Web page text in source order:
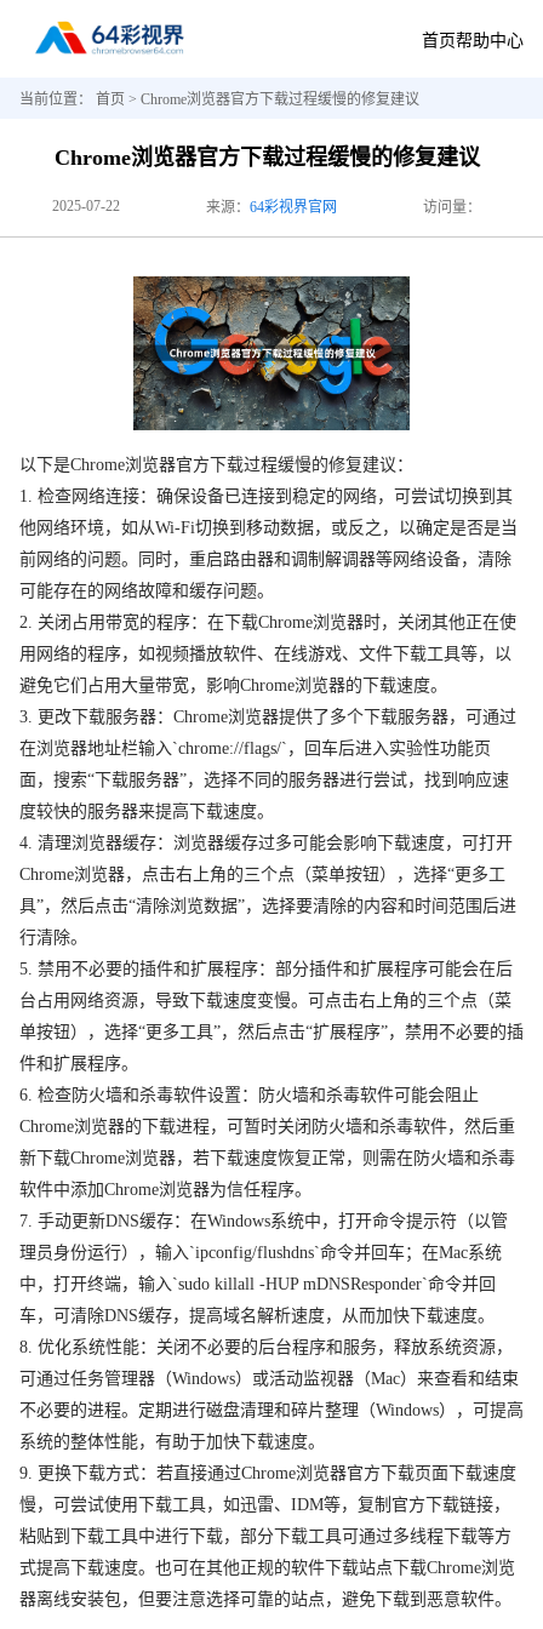
首页帮助中心
当前位置： 首页 > Chrome浏览器官方下载过程缓慢的修复建议
Chrome浏览器官方下载过程缓慢的修复建议
2025-07-22 来源： 64彩视界官网 访问量：
以下是Chrome浏览器官方下载过程缓慢的修复建议：
1. 检查网络连接：确保设备已连接到稳定的网络，可尝试切换到其
他网络环境，如从Wi-Fi切换到移动数据，或反之，以确定是否是当
前网络的问题。同时，重启路由器和调制解调器等网络设备，清除
可能存在的网络故障和缓存问题。
2. 关闭占用带宽的程序：在下载Chrome浏览器时，关闭其他正在使
用网络的程序，如视频播放软件、在线游戏、文件下载工具等，以
避免它们占用大量带宽，影响Chrome浏览器的下载速度。
3. 更改下载服务器：Chrome浏览器提供了多个下载服务器，可通过
在浏览器地址栏输入`chrome://flags/`，回车后进入实验性功能页
面，搜索“下载服务器”，选择不同的服务器进行尝试，找到响应速
度较快的服务器来提高下载速度。
4. 清理浏览器缓存：浏览器缓存过多可能会影响下载速度，可打开
Chrome浏览器，点击右上角的三个点（菜单按钮），选择“更多工
具”，然后点击“清除浏览数据”，选择要清除的内容和时间范围后进
行清除。
5. 禁用不必要的插件和扩展程序：部分插件和扩展程序可能会在后
台占用网络资源，导致下载速度变慢。可点击右上角的三个点（菜
单按钮），选择“更多工具”，然后点击“扩展程序”，禁用不必要的插
件和扩展程序。
6. 检查防火墙和杀毒软件设置：防火墙和杀毒软件可能会阻止
Chrome浏览器的下载进程，可暂时关闭防火墙和杀毒软件，然后重
新下载Chrome浏览器，若下载速度恢复正常，则需在防火墙和杀毒
软件中添加Chrome浏览器为信任程序。
7. 手动更新DNS缓存：在Windows系统中，打开命令提示符（以管
理员身份运行），输入`ipconfig/flushdns`命令并回车；在Mac系统
中，打开终端，输入`sudo killall -HUP mDNSResponder`命令并回
车，可清除DNS缓存，提高域名解析速度，从而加快下载速度。
8. 优化系统性能：关闭不必要的后台程序和服务，释放系统资源，
可通过任务管理器（Windows）或活动监视器（Mac）来查看和结束
不必要的进程。定期进行磁盘清理和碎片整理（Windows），可提高
系统的整体性能，有助于加快下载速度。
9. 更换下载方式：若直接通过Chrome浏览器官方下载页面下载速度
慢，可尝试使用下载工具，如迅雷、IDM等，复制官方下载链接，
粘贴到下载工具中进行下载，部分下载工具可通过多线程下载等方
式提高下载速度。也可在其他正规的软件下载站点下载Chrome浏览
器离线安装包，但要注意选择可靠的站点，避免下载到恶意软件。